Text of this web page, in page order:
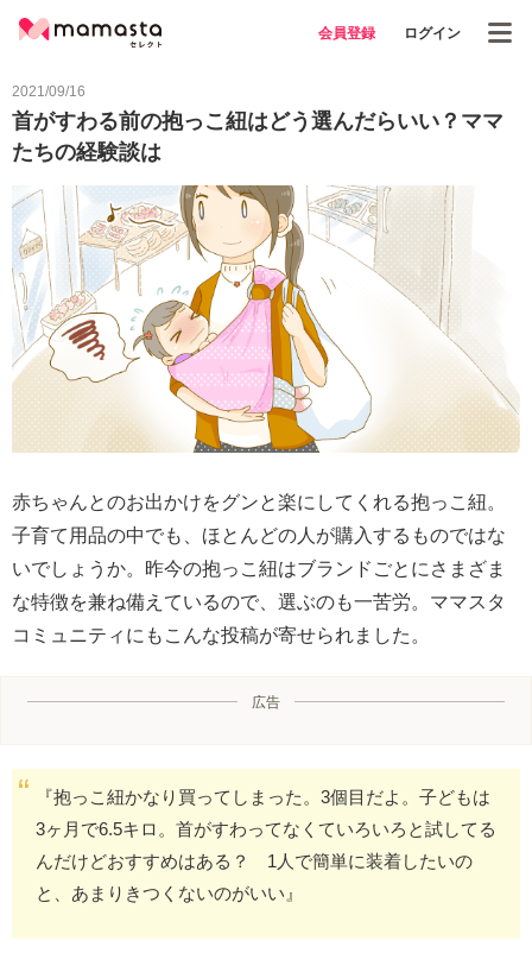
会員登録 ログイン
2021/09/16
首がすわる前の抱っこ紐はどう選んだらいい？ママ
たちの経験談は
赤ちゃんとのお出かけをグンと楽にしてくれる抱っこ紐。
子育て用品の中でも、ほとんどの人が購入するものではな
いでしょうか。昨今の抱っこ紐はブランドごとにさまざま
な特徴を兼ね備えているので、選ぶのも一苦労。ママスタ
コミュニティにもこんな投稿が寄せられました。
広告
『抱っこ紐かなり買ってしまった。3個目だよ。子どもは
3ヶ月で6.5キロ。首がすわってなくていろいろと試してる
んだけどおすすめはある？ 1人で簡単に装着したいの
と、あまりきつくないのがいい』